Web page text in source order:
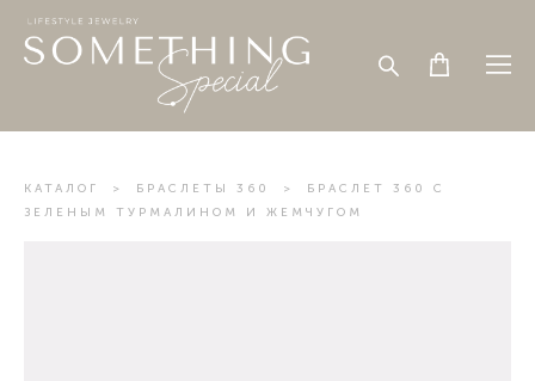
КАТАЛОГ > БРАСЛЕТЫ 360 >
БРАСЛЕТ 360 С
ЗЕЛЕНЫМ ТУРМАЛИНОМ И ЖЕМЧУГОМ